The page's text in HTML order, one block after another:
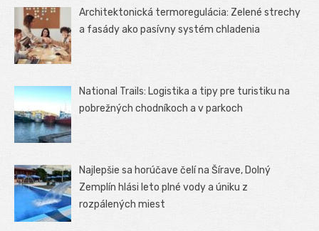
Architektonická termoregulácia: Zelené strechy
a fasády ako pasívny systém chladenia
National Trails: Logistika a tipy pre turistiku na
pobrežných chodníkoch a v parkoch
Najlepšie sa horúčave čelí na Šírave, Dolný
Zemplín hlási leto plné vody a úniku z
rozpálených miest